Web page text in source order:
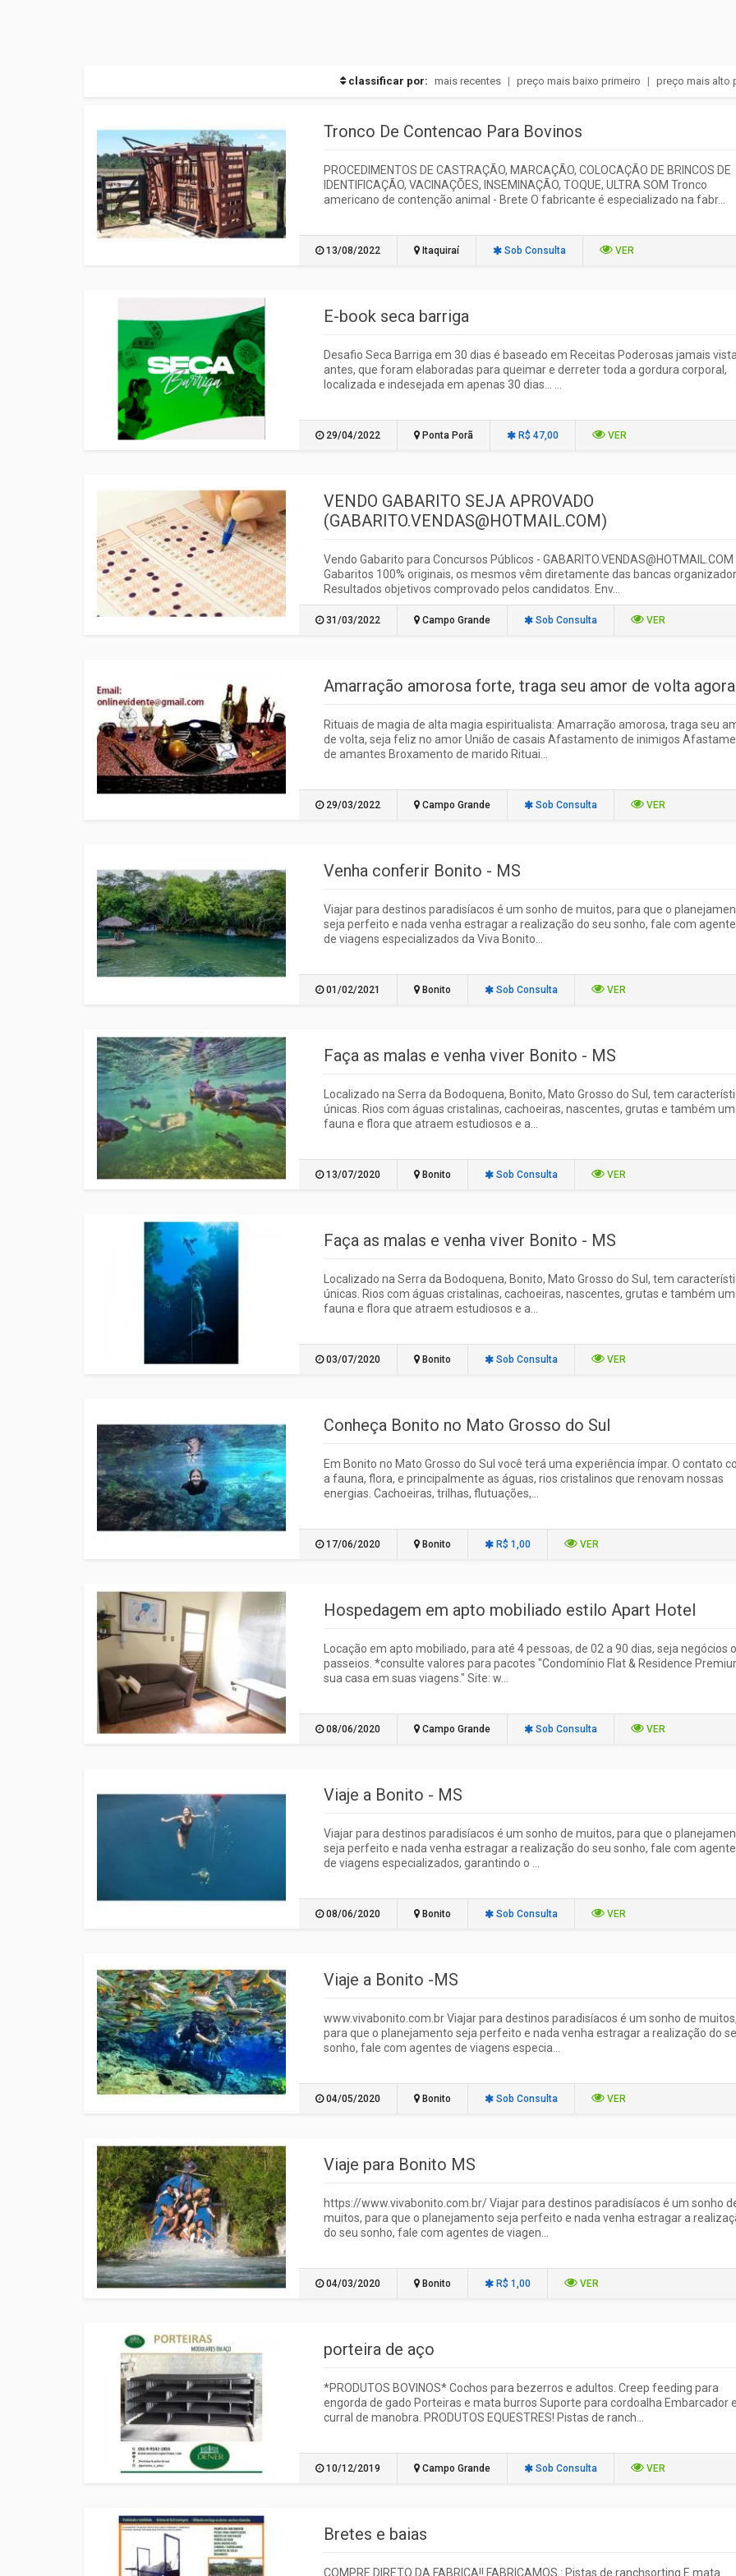
classificar por: mais recentes | preço mais baixo primeiro | preço mais alto
Tronco De Contencao Para Bovinos
PROCEDIMENTOS DE CASTRAÇÃO, MARCAÇÃO, COLOCAÇÃO DE BRINCOS DE
IDENTIFICAÇÃO, VACINAÇÕES, INSEMINAÇÃO, TOQUE, ULTRA SOM Tronco
americano de contenção animal - Brete O fabricante é especializado na fabr...
13/08/2022 Itaquiraí Sob Consulta VER
E-book seca barriga
Desafio Seca Barriga em 30 dias é baseado em Receitas Poderosas jamais
antes, que foram elaboradas para queimar e derreter toda a gordura corporal,
localizada e indesejada em apenas 30 dias... ...
29/04/2022 Ponta Porã R$ 47,00 VER
VENDO GABARITO SEJA APROVADO
(GABARITO.VENDAS@HOTMAIL.COM)
Vendo Gabarito para Concursos Públicos - GABARITO.VENDAS@HOTMAIL.COM
Gabaritos 100% originais, os mesmos vêm diretamente das bancas
Resultados objetivos comprovado pelos candidatos. Env...
31/03/2022 Campo Grande Sob Consulta VER
Amarração amorosa forte, traga seu amor de volta agora
Rituais de magia de alta magia espiritualista: Amarração amorosa, traga seu
de volta, seja feliz no amor União de casais Afastamento de inimigos
de amantes Broxamento de marido Rituai...
29/03/2022 Campo Grande Sob Consulta VER
Venha conferir Bonito - MS
Viajar para destinos paradisíacos é um sonho de muitos, para que o
seja perfeito e nada venha estragar a realização do seu sonho, fale com
de viagens especializados da Viva Bonito...
01/02/2021 Bonito Sob Consulta VER
Faça as malas e venha viver Bonito - MS
Localizado na Serra da Bodoquena, Bonito, Mato Grosso do Sul, tem
únicas. Rios com águas cristalinas, cachoeiras, nascentes, grutas e também
fauna e flora que atraem estudiosos e a...
13/07/2020 Bonito Sob Consulta VER
Faça as malas e venha viver Bonito - MS
Localizado na Serra da Bodoquena, Bonito, Mato Grosso do Sul, tem
únicas. Rios com águas cristalinas, cachoeiras, nascentes, grutas e também
fauna e flora que atraem estudiosos e a...
03/07/2020 Bonito Sob Consulta VER
Conheça Bonito no Mato Grosso do Sul
Em Bonito no Mato Grosso do Sul você terá uma experiência ímpar. O contato
a fauna, flora, e principalmente as águas, rios cristalinos que renovam nossas
energias. Cachoeiras, trilhas, flutuações,...
17/06/2020 Bonito R$ 1,00 VER
Hospedagem em apto mobiliado estilo Apart Hotel
Locação em apto mobiliado, para até 4 pessoas, de 02 a 90 dias, seja negócios
passeios. *consulte valores para pacotes "Condomínio Flat & Residence
sua casa em suas viagens." Site: w...
08/06/2020 Campo Grande Sob Consulta VER
Viaje a Bonito - MS
Viajar para destinos paradisíacos é um sonho de muitos, para que o
seja perfeito e nada venha estragar a realização do seu sonho, fale com
de viagens especializados, garantindo o ...
08/06/2020 Bonito Sob Consulta VER
Viaje a Bonito -MS
www.vivabonito.com.br Viajar para destinos paradisíacos é um sonho de muitos,
para que o planejamento seja perfeito e nada venha estragar a realização do
sonho, fale com agentes de viagens especia...
04/05/2020 Bonito Sob Consulta VER
Viaje para Bonito MS
https://www.vivabonito.com.br/ Viajar para destinos paradisíacos é um sonho
muitos, para que o planejamento seja perfeito e nada venha estragar a
do seu sonho, fale com agentes de viagen...
04/03/2020 Bonito R$ 1,00 VER
porteira de aço
*PRODUTOS BOVINOS* Cochos para bezerros e adultos. Creep feeding para
engorda de gado Porteiras e mata burros Suporte para cordoalha Embarcador e
curral de manobra. PRODUTOS EQUESTRES! Pistas de ranch...
10/12/2019 Campo Grande Sob Consulta VER
Bretes e baias
COMPRE DIRETO DA FABRICA!! FABRICAMOS : Pistas de ranchsorting E mata